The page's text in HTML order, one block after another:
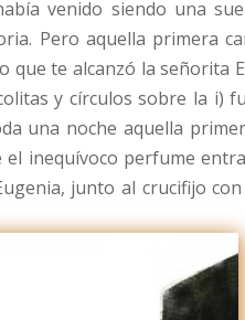
venido siendo una
Pero aquella primera
te alcanzó la
y círculos sobre la i)
una noche aquella
inequívoco perfume
junto al crucifijo